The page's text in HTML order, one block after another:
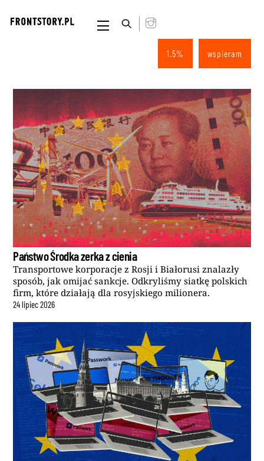
content
Menu
wspieram
1.5%
Państwo Środka zerka z cienia
Transportowe korporacje z Rosji i Białorusi znalazły
sposób, jak omijać sankcje. Odkryliśmy siatkę polskich
firm, które działają dla rosyjskiego milionera.
24lipiec2026